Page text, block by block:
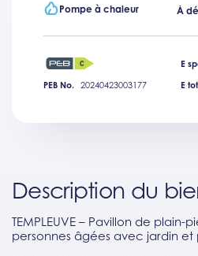
Pompe à chaleur
À
E
PEB No. 20240423003177 E
Description du
TEMPLEUVE – Pavillon de
personnes âgées avec jardin et